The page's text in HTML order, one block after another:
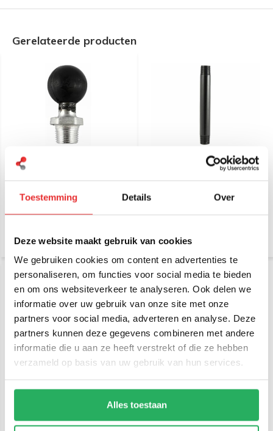
Toestemming Details Over
Deze website maakt gebruik van cookies
We gebruiken cookies om content en advertenties te
personaliseren, om functies voor social media te bieden
en om ons websiteverkeer te analyseren. Ook delen we
informatie over uw gebruik van onze site met onze
partners voor social media, adverteren en analyse. Deze
partners kunnen deze gegevens combineren met andere
informatie die u aan ze heeft verstrekt of die ze hebben
verzameld op basis van uw gebruik van hun services.
Alles toestaan
Gerelateerde producten
RAM Mount C-kogel met
uitwendige schroefdraad
RAM Mount 6" Long
Aluminum Pipe 1/2" NPT
(22,5 cm)
€ 34,95Incl. btw
(30 cm)
€ 39,95Incl. btw